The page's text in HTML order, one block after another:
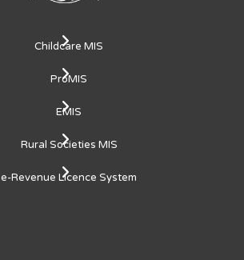
Childcare MIS
ProMIS
EMIS
Rural Societies MIS
e-Revenue Licence System